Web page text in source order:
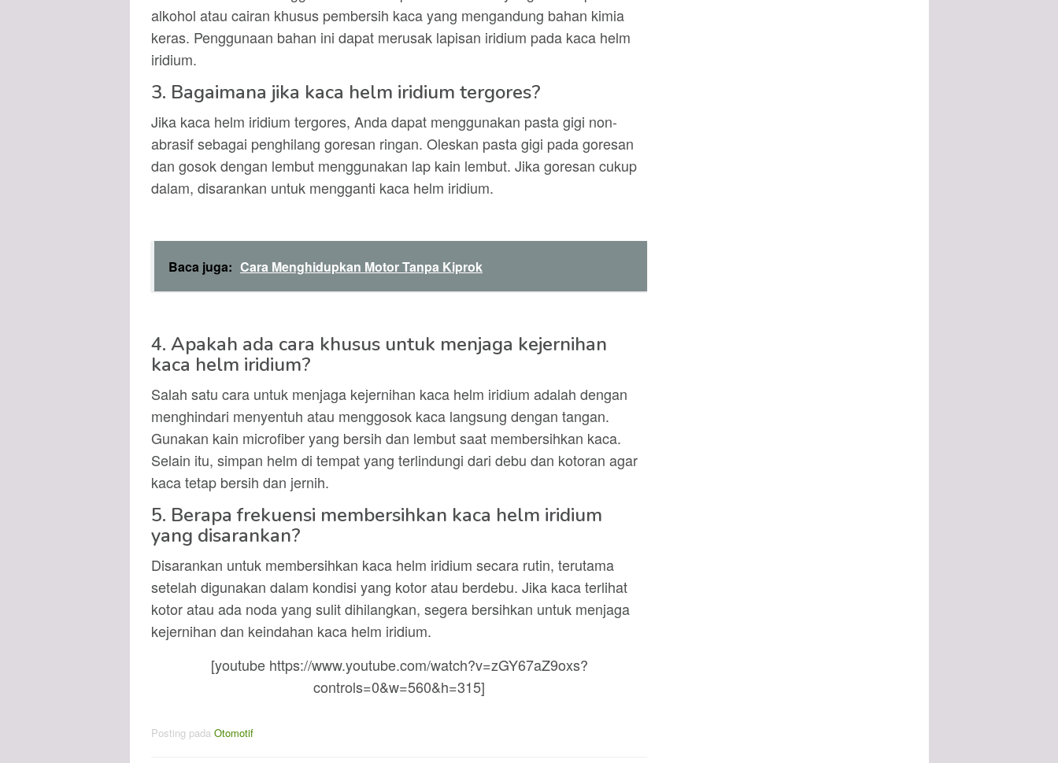
alkohol atau cairan khusus pembersih kaca yang mengandung bahan kimia
keras. Penggunaan bahan ini dapat merusak lapisan iridium pada kaca helm
iridium.
3. Bagaimana jika kaca helm iridium tergores?
Jika kaca helm iridium tergores, Anda dapat menggunakan pasta gigi non-
abrasif sebagai penghilang goresan ringan. Oleskan pasta gigi pada goresan
dan gosok dengan lembut menggunakan lap kain lembut. Jika goresan cukup
dalam, disarankan untuk mengganti kaca helm iridium.
Baca juga: Cara Menghidupkan Motor Tanpa Kiprok
4. Apakah ada cara khusus untuk menjaga kejernihan
kaca helm iridium?
Salah satu cara untuk menjaga kejernihan kaca helm iridium adalah dengan
menghindari menyentuh atau menggosok kaca langsung dengan tangan.
Gunakan kain microfiber yang bersih dan lembut saat membersihkan kaca.
Selain itu, simpan helm di tempat yang terlindungi dari debu dan kotoran agar
kaca tetap bersih dan jernih.
5. Berapa frekuensi membersihkan kaca helm iridium
yang disarankan?
Disarankan untuk membersihkan kaca helm iridium secara rutin, terutama
setelah digunakan dalam kondisi yang kotor atau berdebu. Jika kaca terlihat
kotor atau ada noda yang sulit dihilangkan, segera bersihkan untuk menjaga
kejernihan dan keindahan kaca helm iridium.
[youtube https://www.youtube.com/watch?v=zGY67aZ9oxs?
controls=0&w=560&h=315]
Posting pada Otomotif